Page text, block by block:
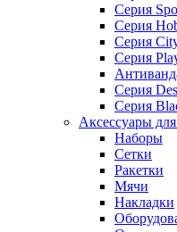
Серия
Серия
Серия
Серия
Серия
Серия
Аксессуары
Наборы
Сетки
Ракетки
Мячи
Накладки